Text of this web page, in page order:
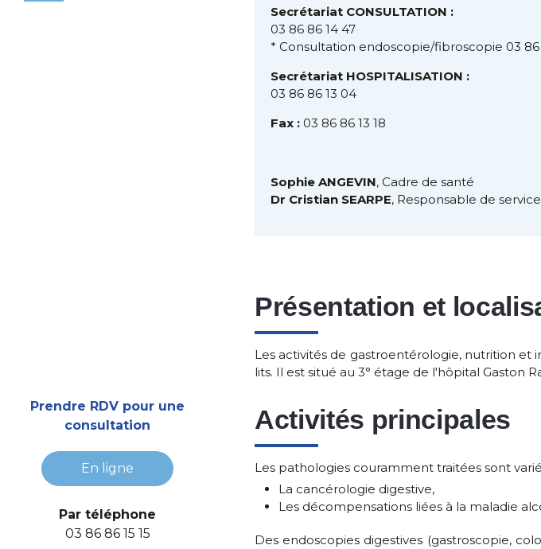
Prendre RDV pour une
consultation
En ligne
Par téléphone
03 86 86 15 15
Secrétariat CONSULTATION :
03 86 86 14 47
* Consultation endoscopie/fibroscopie 03 86
Secrétariat HOSPITALISATION :
03 86 86 13 04
Fax : 03 86 86 13 18
Sophie ANGEVIN, Cadre de santé
Dr Cristian SEARPE, Responsable de service
Présentation et
Les activités de gastroentérologie, nutrition
lits. Il est situé au 3° étage de l'hôpital Gaston
Activités principales
Les pathologies couramment traitées sont
La cancérologie digestive,
Les décompensations liées à la maladie
Des endoscopies digestives (gastroscopie,